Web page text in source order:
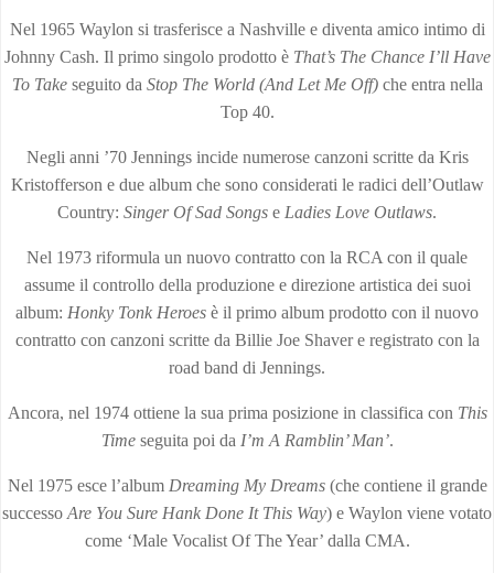
Nel 1965 Waylon si trasferisce a Nashville e diventa amico intimo di
Johnny Cash. Il primo singolo prodotto è That’s The Chance I’ll Have
To Takeseguito da Stop The World (And Let Me Off)che entra nella
Top 40.
Negli anni ’70 Jennings incide numerose canzoni scritte da Kris
Kristofferson e due album che sono considerati le radici dell’Outlaw
Country: Singer Of Sad Songs e Ladies Love Outlaws.
Nel 1973 riformula un nuovo contratto con la RCA con il quale
assume il controllo della produzione e direzione artistica dei suoi
album: Honky Tonk Heroes è il primo album prodotto con il nuovo
contratto con canzoni scritte da Billie Joe Shaver e registrato con la
road band di Jennings.
Ancora, nel 1974 ottiene la sua prima posizione in classifica con This
Timeseguita poi da I’m A Ramblin’ Man’.
Nel 1975 esce l’album Dreaming My Dreams(che contiene il grande
successo Are You Sure Hank Done It This Way) e Waylon viene votato
come ‘Male Vocalist Of The Year’ dalla CMA.